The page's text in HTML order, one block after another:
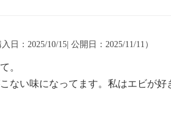
日：2025/10/15| 公開日：2025/11/11）
。
ない味になってます。私はエビが好